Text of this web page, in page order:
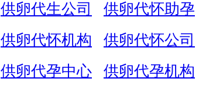
供卵代生公司
供卵代怀助孕
供卵代怀机构
供卵代怀公司
供卵代孕中心
供卵代孕机构